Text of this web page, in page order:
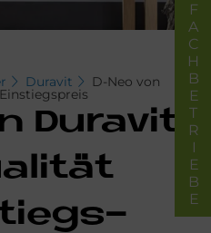
Duravit D-Neo von
Du­ra­vit:FACHBETRIEBE